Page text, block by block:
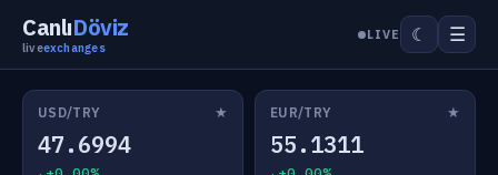
CanlıDöviz
liveexchanges
LIVE ☾ ☰
USD/TRY ★
47.6994
EUR/TRY ★
55.1311